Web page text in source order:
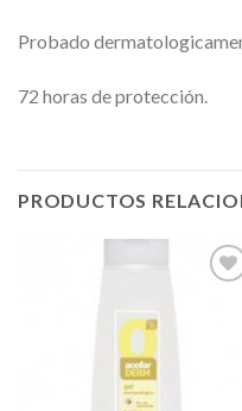
Probado
72 horas de protección.
PRODUCTOS